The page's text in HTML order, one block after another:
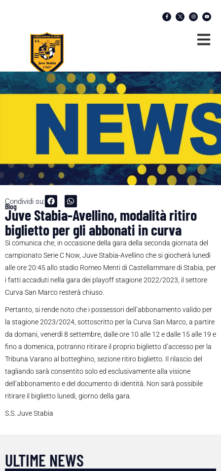
Condividi su:
Blog
Juve Stabia-Avellino, modalità ritiro
biglietto per gli abbonati in curva
Si comunica che, in occasione della gara della seconda giornata del
campionato Serie C Now, Juve Stabia-Avellino che si giocherà lunedì
alle ore 20:45 allo stadio Romeo Menti di Castellammare di Stabia, per
i fatti accaduti nella gara dei playoff stagione 2022/2023, il settore
Curva San Marco resterà chiuso.
Pertanto, si rende noto che i possessori dell’abbonamento valido per
la stagione 2023/2024, sottoscritto per la Curva San Marco, a partire
da domani, venerdì 8 settembre, dalle ore 10 alle 12 e dalle 15 alle 19 e
fino a domenica, potranno ritirare il proprio biglietto d’accesso per la
Tribuna Varano al botteghino, sezione ritiro biglietto. Il rilascio del
tagliando sarà consentito solo ed esclusivamente alla visione
dell’abbonamento e del documento di identità. Non sarà possibile
ritirare il biglietto lunedì, giorno della gara.
S.S. Juve Stabia
ULTIME NEWS